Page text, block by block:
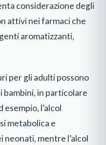
considerazione degli
attivi nei farmaci che
aromatizzanti,
per gli adulti possono
bambini, in particolare
l’alcol
metabolica e
mentre l’alcol